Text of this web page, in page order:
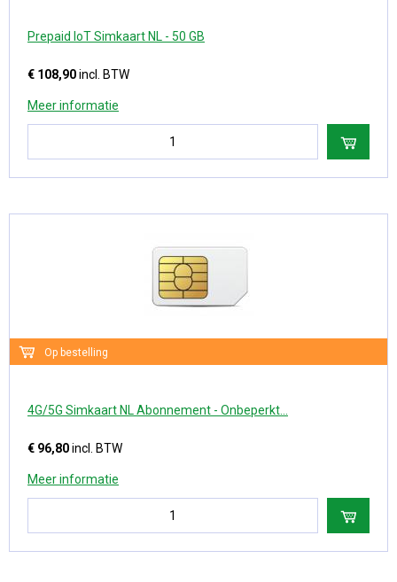
Prepaid IoT Simkaart NL - 50 GB
€ 108,90incl. BTW
Meer informatie
Op bestelling
4G/5G Simkaart NL Abonnement - Onbeperkt...
€ 96,80incl. BTW
Meer informatie